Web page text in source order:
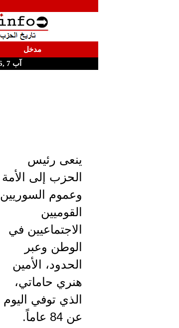
مدخل
آب 7 ,2026
ينعى رئيس
الحزب إلى الأمة
وعموم السوريين
القوميين
الاجتماعيين في
الوطن وعبر
الحدود، الأمين
هنري حاماتي،
الذي توفي اليوم
عن 84 عاماً.